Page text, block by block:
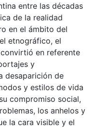
entre las décadas
de la realidad
en el ámbito del
etnográfico, el
en referente
y
desaparición de
y estilos de vida
compromiso social,
los anhelos y
la cara visible y el